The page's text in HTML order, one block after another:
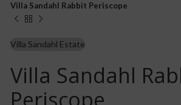
Villa Sandahl Rabbit Periscope
Villa Sandahl Estate
Villa Sandahl